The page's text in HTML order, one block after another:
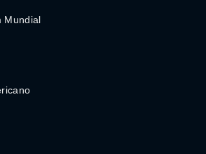
Mundial